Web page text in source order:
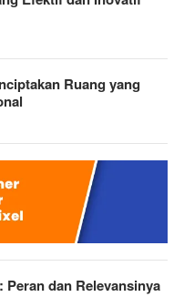
Ruang yang
Peran dan Relevansinya